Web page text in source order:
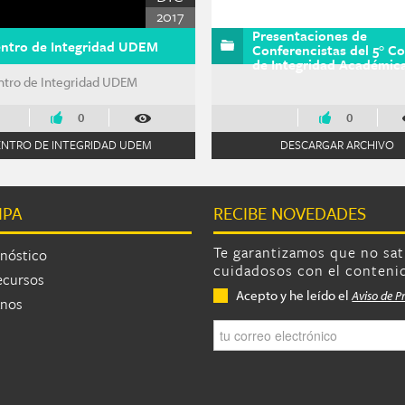
de honor filter
deshonestidad académica filter
filter
2017
de Integridad UDEM
de Integridad UDEM
0
DE INTEGRIDAD UDEM
Presentaciones de
Conferencistas del 5°
de Integridad
0
DESCARGAR ARCHIVO
RECIBE NOVEDADES
Te garantizamos que no
cuidadosos con el
Privacidad*
Acepto y he leído elAviso de
Correo electrónico*